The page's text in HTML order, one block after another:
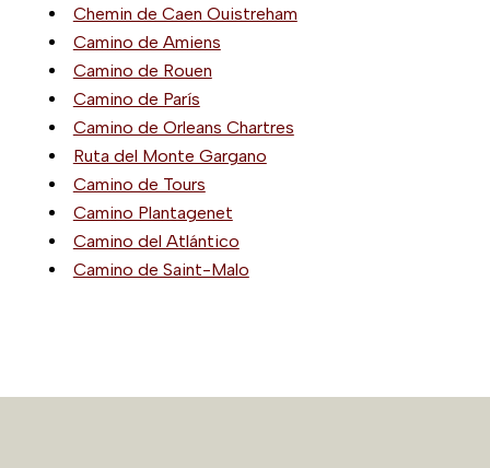
Chemin de Caen Ouistreham
Camino de Amiens
Camino de Rouen
Camino de París
Camino de Orleans Chartres
Ruta del Monte Gargano
Camino de Tours
Camino Plantagenet
Camino del Atlántico
Camino de Saint-Malo